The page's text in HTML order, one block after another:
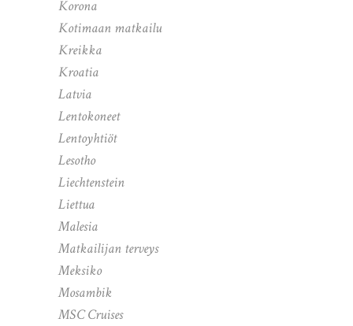
Korona
Kotimaan matkailu
Kreikka
Kroatia
Latvia
Lentokoneet
Lentoyhtiöt
Lesotho
Liechtenstein
Liettua
Malesia
Matkailijan terveys
Meksiko
Mosambik
MSC Cruises